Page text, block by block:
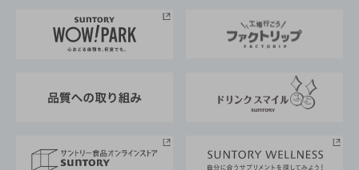
地域情報
サントリーサンバーズ大阪
サントリーが考えるサステナビリティ経営
企業概要
採用情報